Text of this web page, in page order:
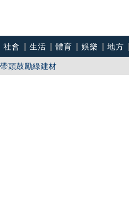
社會 生活 體育 娛樂 地方
窯線抗房市寒冬 盼政府帶頭鼓勵綠建材
去：今年剩4個月「你思考一下」